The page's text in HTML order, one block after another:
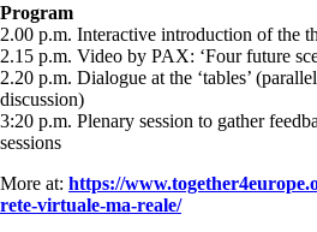
Program
2.00 p.m. Interactive introduction of the
2.15 p.m. Video by PAX: ‘Four future
2.20 p.m. Dialogue at the ‘tables’
discussion)
3:20 p.m. Plenary session to gather
sessions
More at: https://
rete-virtuale-ma-reale/